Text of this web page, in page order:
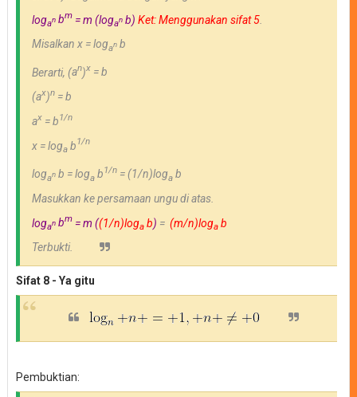
logan bm= m (logan b) Ket: Menggunakan sifat 5.
Misalkan x =logan b
Berarti, (an)x = b
(ax)n= b
ax =b1/n
x =loga b1/n
logan b =loga b1/n=(1/n)loga b
Masukkan ke persamaan ungu di atas.
logan bm= m ((1/n)loga b) = (m/n)loga b
Terbukti.
Sifat 8 - Ya gitu
Pembuktian: